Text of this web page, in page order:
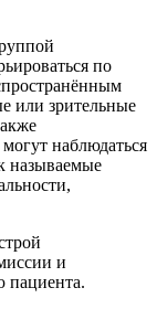
по
или зрительные
наблюдаться
называемые
и
пациента.